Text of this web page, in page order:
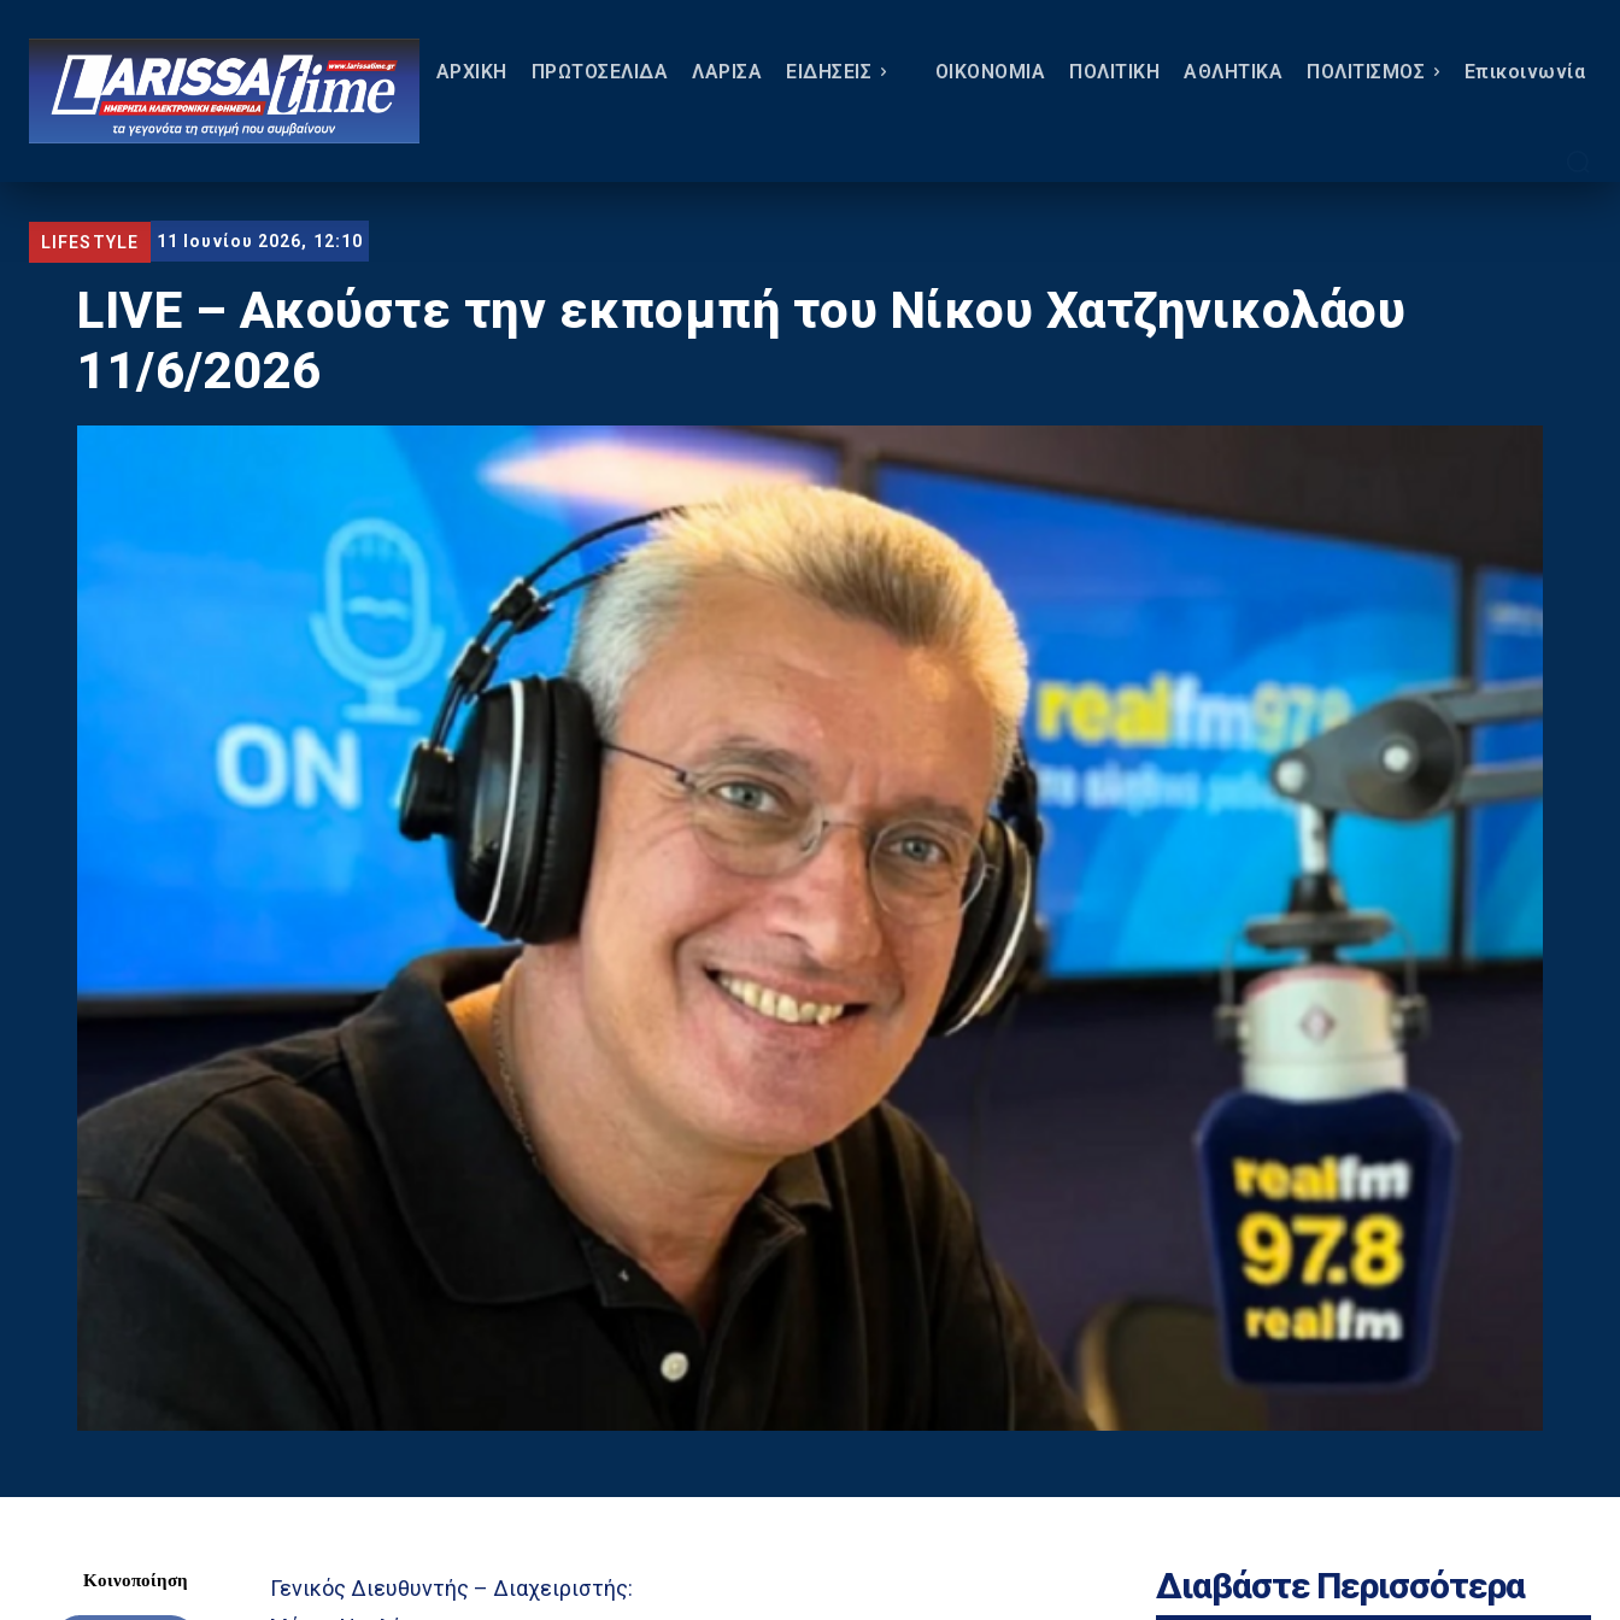
ΑΡΧΙΚΗ ΠΡΩΤΟΣΕΛΙΔΑ ΛΑΡΙΣΑ ΕΙΔΗΣΕΙΣ ΟΙΚΟΝΟΜΙΑ ΠΟΛΙΤΙΚΗ ΑΘΛΗΤΙΚΑ ΠΟΛΙΤΙΣΜΟΣ Eπικοινωνία
LIFESTYLE 11 Ιουνίου 2026, 12:10
LIVE – Ακούστε την εκπομπή του Νίκου Χατζηνικολάου
11/6/2026
Κοινοποίηση
Γενικός Διευθυντής – Διαχειριστής:
Διαβάστε Περισσότερα